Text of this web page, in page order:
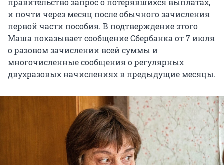
и почти через месяц после обычного зачисления
первой части пособия. В подтверждение этого
Маша показывает сообщение Сбербанка от 7 июля
о разовом зачислении всей суммы и
многочисленные сообщения о регулярных
двухразовых начислениях в предыдущие месяцы.